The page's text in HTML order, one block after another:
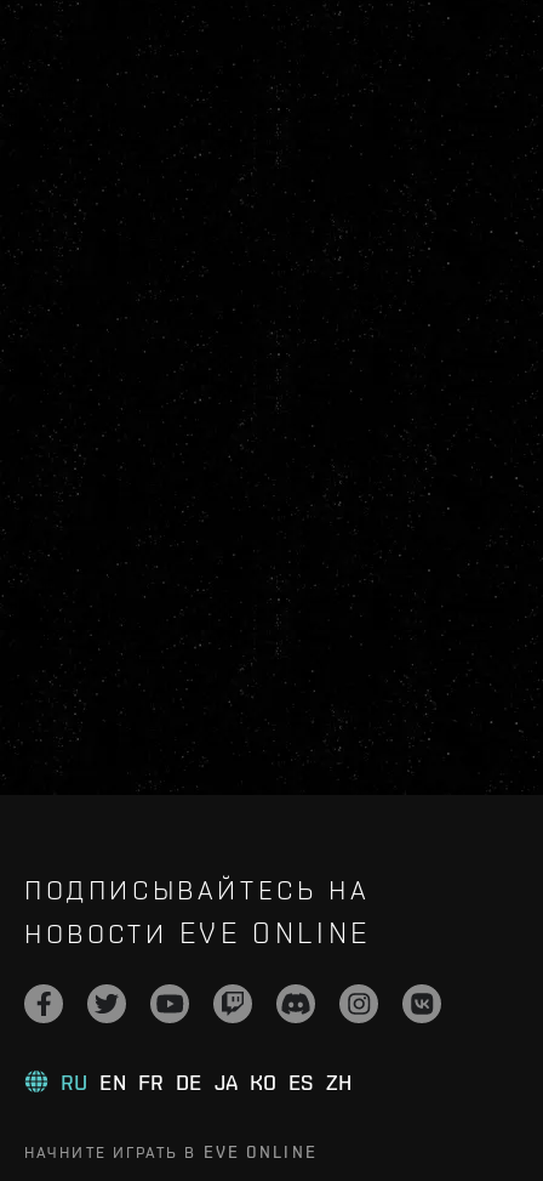
ПОДПИСЫВАЙТЕСЬ НА
НОВОСТИ EVE ONLINE
RU EN FR DE JA KO ES ZH
НАЧНИТЕ ИГРАТЬ В EVE ONLINE